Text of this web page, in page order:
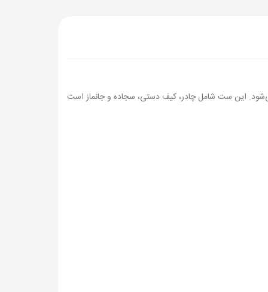
این ست شامل چادر، کیف دستی، سجاده و جانماز است